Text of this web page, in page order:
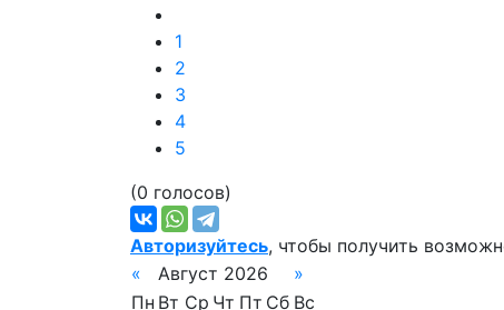
1
2
3
4
5
(0 голосов)
Авторизуйтесь, чтобы получить
«
Август 2026
»
Пн Вт Ср Чт Пт Сб Вс